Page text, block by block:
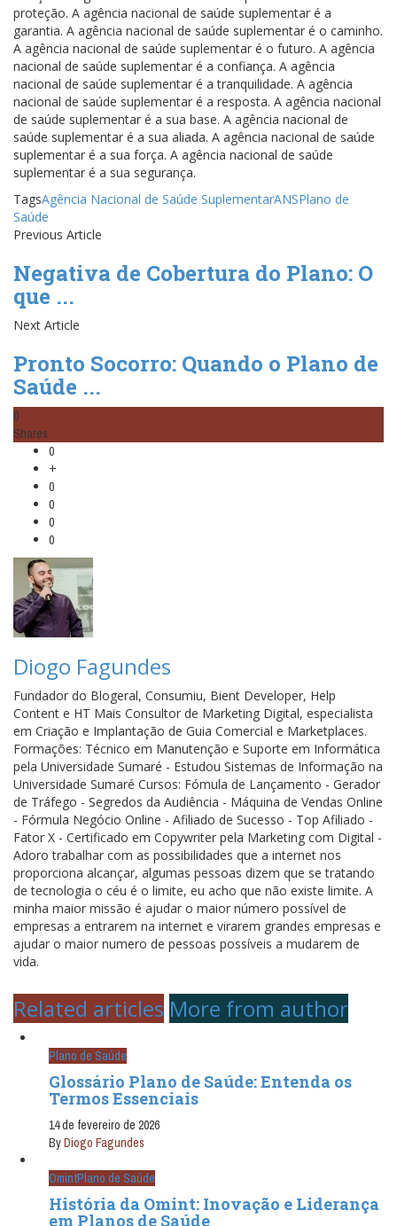
proteção. A agência nacional de saúde suplementar é a
garantia. A agência nacional de saúde suplementar é o caminho.
A agência nacional de saúde suplementar é o futuro. A agência
nacional de saúde suplementar é a confiança. A agência
nacional de saúde suplementar é a tranquilidade. A agência
nacional de saúde suplementar é a resposta. A agência nacional
de saúde suplementar é a sua base. A agência nacional de
saúde suplementar é a sua aliada. A agência nacional de saúde
suplementar é a sua força. A agência nacional de saúde
suplementar é a sua segurança.
TagsAgência Nacional de Saúde SuplementarANSPlano de
Saúde
Previous Article
Negativa de Cobertura do Plano: O
que ...
Next Article
Pronto Socorro: Quando o Plano de
Saúde ...
0
Shares
0
+
0
0
0
0
Diogo Fagundes
Fundador do Blogeral, Consumiu, Bient Developer, Help
Content e HT Mais Consultor de Marketing Digital, especialista
em Criação e Implantação de Guia Comercial e Marketplaces.
Formações: Técnico em Manutenção e Suporte em Informática
pela Universidade Sumaré - Estudou Sistemas de Informação na
Universidade Sumaré Cursos: Fómula de Lançamento - Gerador
de Tráfego - Segredos da Audiência - Máquina de Vendas Online
- Fórmula Negócio Online - Afiliado de Sucesso - Top Afiliado -
Fator X - Certificado em Copywriter pela Marketing com Digital -
Adoro trabalhar com as possibilidades que a internet nos
proporciona alcançar, algumas pessoas dizem que se tratando
de tecnologia o céu é o limite, eu acho que não existe limite. A
minha maior missão é ajudar o maior número possível de
empresas a entrarem na internet e virarem grandes empresas e
ajudar o maior numero de pessoas possíveis a mudarem de
vida.
Related articles More from author
Plano de Saúde
Glossário Plano de Saúde: Entenda os
Termos Essenciais
14 de fevereiro de 2026
ByDiogo Fagundes
OmintPlano de Saúde
História da Omint: Inovação e Liderança
em Planos de Saúde